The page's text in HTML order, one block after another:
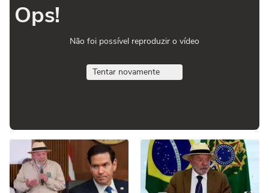
Ops!
Não foi possível reproduzir o vídeo
Tentar novamente